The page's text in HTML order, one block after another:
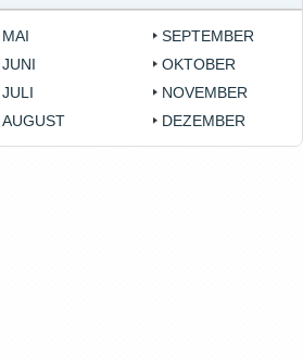
MAI
JUNI
JULI
AUGUST
SEPTEMBER
OKTOBER
NOVEMBER
DEZEMBER